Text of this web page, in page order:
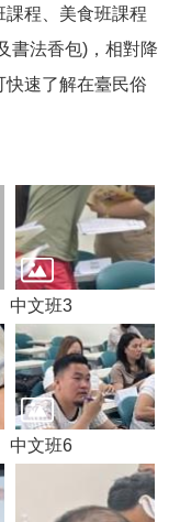
程、美食班課程
書法香包)，相對降
速了解在臺民俗
中文班3
中文班6